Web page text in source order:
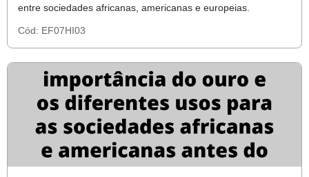
entre sociedades africanas, americanas e europeias.
Cód: EF07HI03